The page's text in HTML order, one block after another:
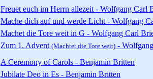
Freuet euch im Herrn allezeit - Wolfgang Carl
Mache dich auf und werde Licht - Wolfgang
Machet die Tore weit in G - Wolfgang Carl
Zum 1. Advent (Machtet die Tore weit) -
A Ceremony of Carols - Benjamin Britten
Jubilate Deo in Es - Benjamin Britten